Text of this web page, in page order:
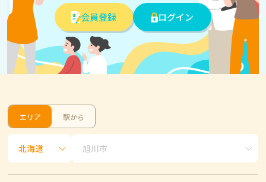
会員登録
ログイン
エリア 駅から